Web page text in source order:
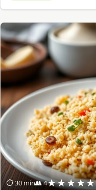
⏱ 30 min👥 4★★★★★